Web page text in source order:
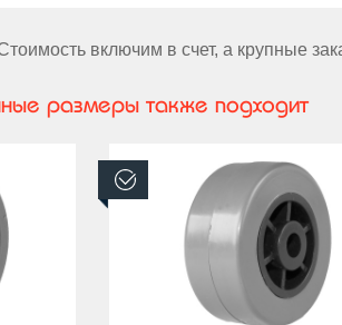
включим в счет, а крупные
размеры также подходит
В наличии